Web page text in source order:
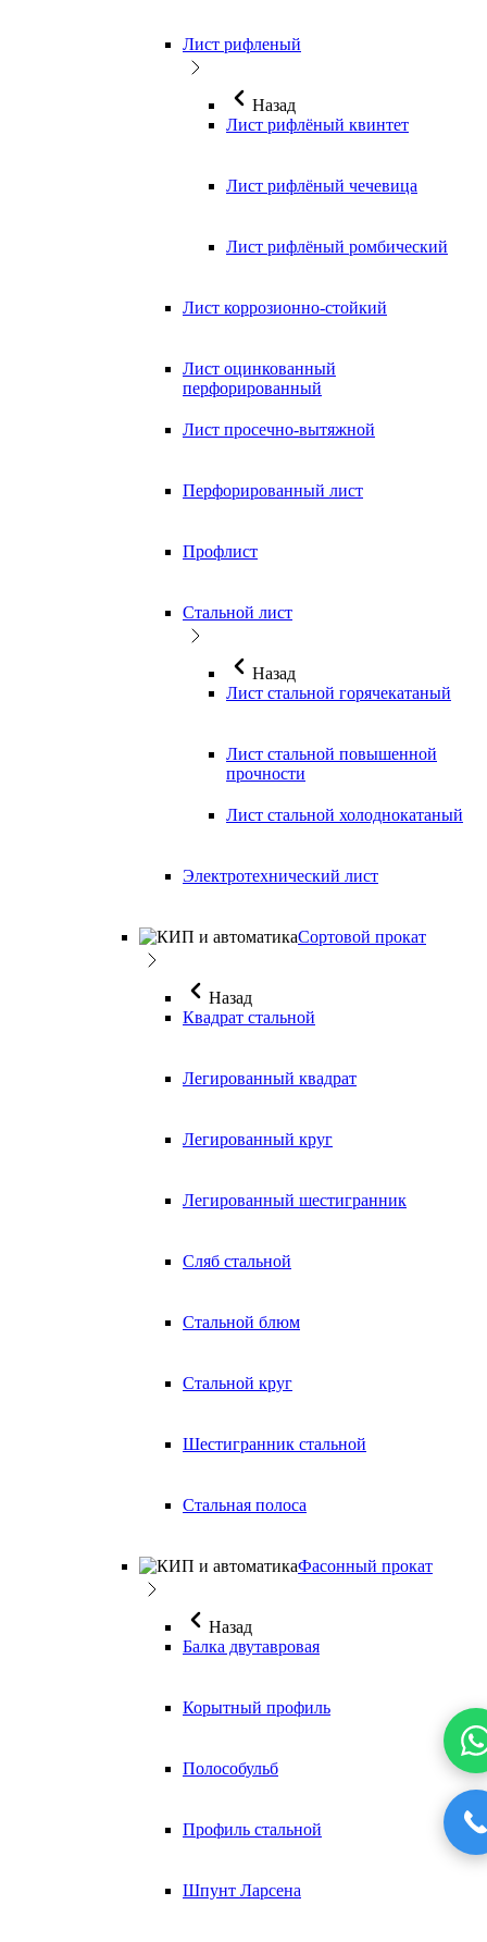
Лист рифленый
Назад
Лист рифлёный квинтет
Лист рифлёный чечевица
Лист рифлёный ромбический
Лист коррозионно-стойкий
Лист оцинкованный
перфорированный
Лист просечно-вытяжной
Перфорированный лист
Профлист
Стальной лист
Назад
Лист стальной горячекатаный
Лист стальной повышенной
прочности
Лист стальной холоднокатаный
Электротехнический лист
Сортовой прокат
Назад
Квадрат стальной
Легированный квадрат
Легированный круг
Легированный шестигранник
Сляб стальной
Стальной блюм
Стальной круг
Шестигранник стальной
Стальная полоса
Фасонный прокат
Назад
Балка двутавровая
Корытный профиль
Полособульб
Профиль стальной
Шпунт Ларсена